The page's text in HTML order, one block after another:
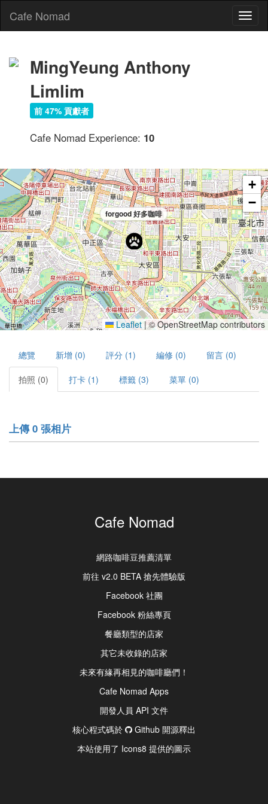
Cafe Nomad
MingYeung Anthony
Limlim
前 47% 貢獻者
Cafe Nomad Experience: 10
forgood 好多咖啡
+
−
Leaflet |© OpenStreetMap contributors
總覽 新增 (0) 評分 (1) 編修 (0) 留言 (0)
拍照 (0) 打卡 (1) 標籤 (3) 菜單 (0)
上傳 0 張相片
Cafe Nomad
網路咖啡豆推薦清單
前往 v2.0 BETA 搶先體驗版
Facebook 社團
Facebook 粉絲專頁
餐廳類型的店家
其它未收錄的店家
未來有緣再相見的咖啡廳們！
Cafe Nomad Apps
開發人員 API 文件
核心程式碼於
Github 開源釋出
本站使用了 Icons8 提供的圖示